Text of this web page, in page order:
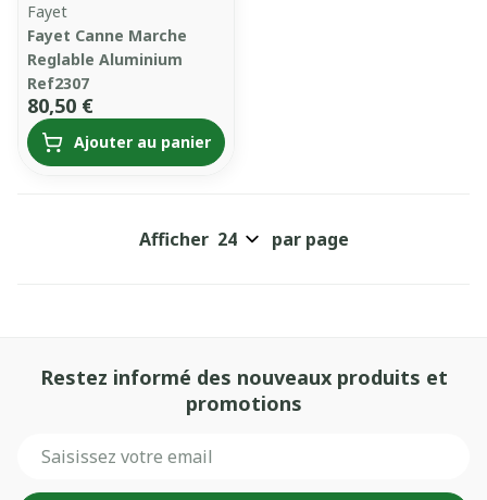
Fayet
Fayet Canne Marche
Reglable Aluminium
Ref2307
80,50 €
Ajouter au panier
Afficher par page
Restez informé des nouveaux produits et
promotions